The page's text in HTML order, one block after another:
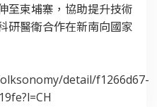
至柬埔寨，協助提升技術
研醫衛合作在新南向國家
detail/f1266d67-